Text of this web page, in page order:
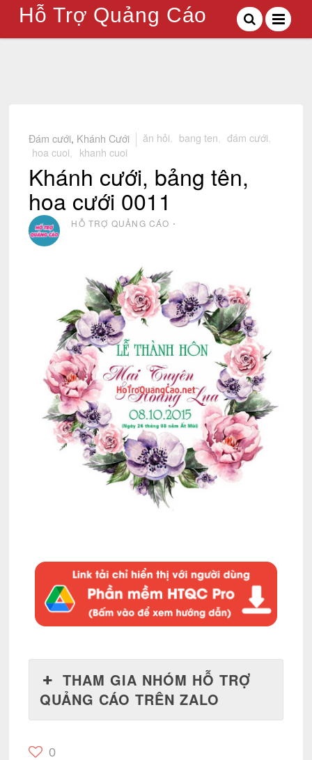
Hỗ Trợ Quảng Cáo
Đám cưới Khánh Cưới ăn hỏi bang ten đám cưới
hoa cuoi
khanh cuoi
Khánh cưới, bảng tên,
hoa cưới 0011
HỖ TRỢ QUẢNG CÁO ⋅
THAM GIA NHÓM HỖ TRỢ
QUẢNG CÁO TRÊN ZALO
0